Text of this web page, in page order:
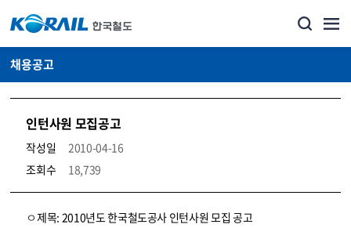
채용공고
인턴사원 모집공고
작성일
2010-04-16
조회수
18,739
코레일소개_경영공시_채용공고 상세보기 – 내용, 파일, 담당자 연락처로 구성
ㅇ제목: 2010년도 한국철도공사 인턴사원 모집 공고